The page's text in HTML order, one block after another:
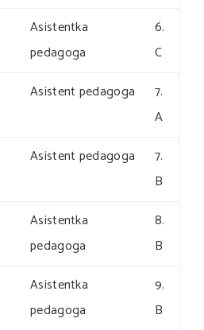
Asistentka
pedagoga
6.
C
Asistent pedagoga
7.
A
Asistent pedagoga
7.
B
Asistentka
pedagoga
8.
B
Asistentka
pedagoga
9.
B